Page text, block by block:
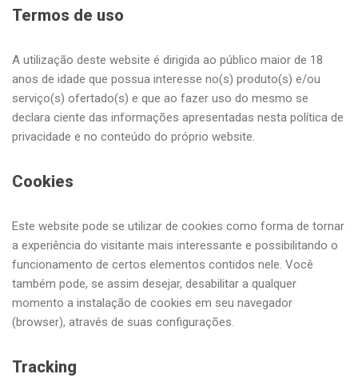
Termos de uso
A utilização deste website é dirigida ao público maior de 18
anos de idade que possua interesse no(s) produto(s) e/ou
serviço(s) ofertado(s) e que ao fazer uso do mesmo se
declara ciente das informações apresentadas nesta política de
privacidade e no conteúdo do próprio website.
Cookies
Este website pode se utilizar de cookies como forma de tornar
a experiência do visitante mais interessante e possibilitando o
funcionamento de certos elementos contidos nele. Você
também pode, se assim desejar, desabilitar a qualquer
momento a instalação de cookies em seu navegador
(browser), através de suas configurações.
Tracking